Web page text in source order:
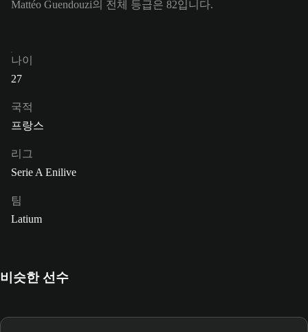
Mattéo Guendouzi의 전체 등급은 82입니다.
나이
27
국적
프랑스
리그
Serie A Enilive
팀
Latium
비슷한 선수